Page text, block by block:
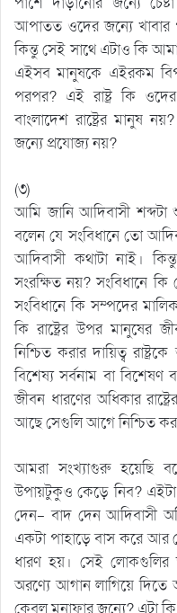
আপাতত ওদের জন্যে খাবার
কিন্তু সেই সাথে এটাও কি
এইসব মানুষকে এইরকম
পরপর? এই রাষ্ট্র কি
বাংলাদেশ রাষ্ট্রের মানুষ
জন্যে প্রযোজ্য নয়?
(৩)
আমি জানি আদিবাসী
বলেন যে সংবিধানে তো
আদিবাসী কথাটা নাই।
সংরক্ষিত নয়? সংবিধানে
সংবিধানে কি সম্পদের
কি রাষ্ট্রের উপর মানুষের
নিশ্চিত করার দায়িত্ব
বিশেষ্য সর্বনাম বা
জীবন ধারণের অধিকার
আছে সেগুলি আগে নিশ্চিত
আমরা সংখ্যাগুরু হয়েছি
উপায়টুকুও কেড়ে নিব?
দেন- বাদ দেন আদিবাসী
একটা পাহাড়ে বাস করে আর
ধারণ হয়। সেই লোকগুলির
অরণ্যে আগান লাগিয়ে দিতে
কেবল মুনাফার জন্যে? এটা কি